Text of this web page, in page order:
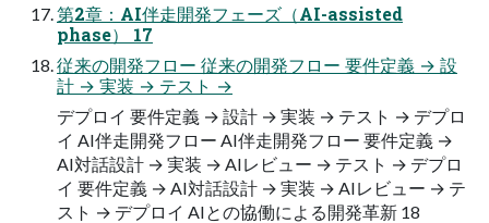
第2章：AI伴走開発フェーズ（AI-assisted
phase） 17
従来の開発フロー 従来の開発フロー 要件定義 → 設
計 → 実装 → テスト →
デプロイ 要件定義 → 設計 → 実装 → テスト → デプロ
イ AI伴走開発フロー AI伴走開発フロー 要件定義 →
AI対話設計 → 実装 → AIレビュー → テスト → デプロ
イ 要件定義 → AI対話設計 → 実装 → AIレビュー → テ
スト → デプロイ AIとの協働による開発革新 18